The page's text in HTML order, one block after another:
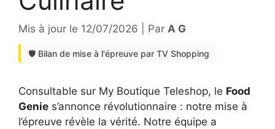
Mis à jour le 12/07/2026 Par A G
🛡️ Bilan de mise à l'épreuve par TV Shopping
Consultable sur My Boutique Teleshop, le Food
Genie s’annonce révolutionnaire : notre mise à
l’épreuve révèle la vérité. Notre équipe a